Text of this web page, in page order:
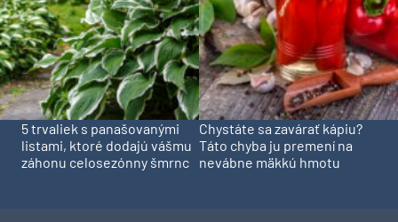
5 trvaliek s panašovanými
listami, ktoré dodajú vášmu
záhonu celosezónny šmrnc
Chystáte sa zavárať kápiu?
Táto chyba ju premení na
nevábne mäkkú hmotu